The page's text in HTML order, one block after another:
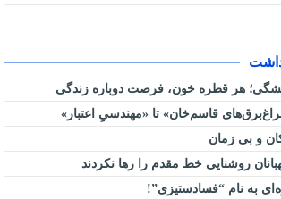
هر قطره خون، فرصت دوباره زندگی
قاسم‌خان» تا «مهندسیِ اعتبار»
و بی زمان
به نام “فسادستیزی”!